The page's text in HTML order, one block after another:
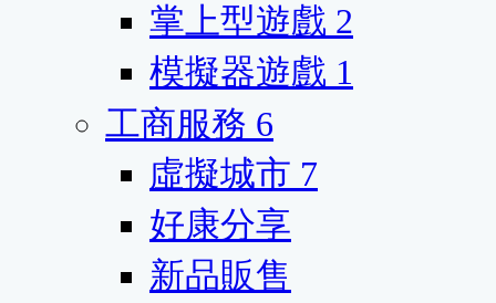
掌上型遊戲 2
模擬器遊戲 1
工商服務 6
虛擬城市 7
好康分享
新品販售